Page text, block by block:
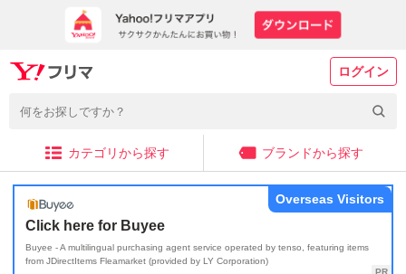
ログイン
カテゴリから探す ブランドから探す
Click here for Buyee
Buyee - A multilingual purchasing agent service operated by tenso, featuring items
from JDirectItems Fleamarket (provided by LY Corporation)
Overseas Visitors